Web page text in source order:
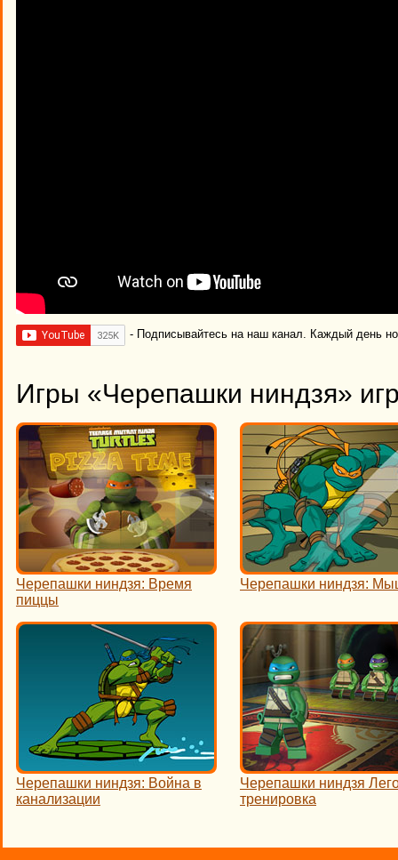
- Подписывайтесь на наш канал. Каждый день
Игры «Черепашки ниндзя»
Черепашки ниндзя: Время
пиццы
Черепашки ниндзя:
Черепашки ниндзя: Война в
канализации
Черепашки ниндзя
тренировка